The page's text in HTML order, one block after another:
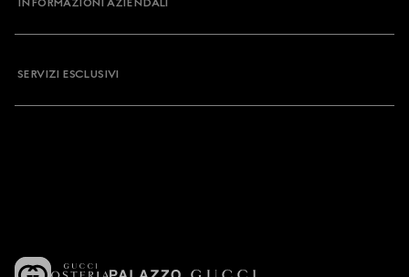
INFORMAZIONI AZIENDALI
SERVIZI ESCLUSIVI